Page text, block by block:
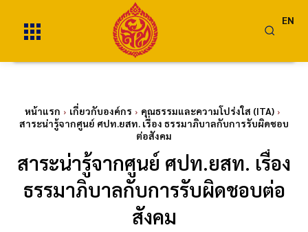
EN
หน้าแรก เกี่ยวกับองค์กร
คุณธรรมและความโปร่งใส (ITA)
สาระน่ารู้จากศูนย์ ศปท.ยสท. เรื่อง ธรรมาภิบาลกับการรับผิดชอบ
ต่อสังคม
สาระน่ารู้จากศูนย์ ศปท.ยสท. เรื่อง
ธรรมาภิบาลกับการรับผิดชอบต่อ
สังคม